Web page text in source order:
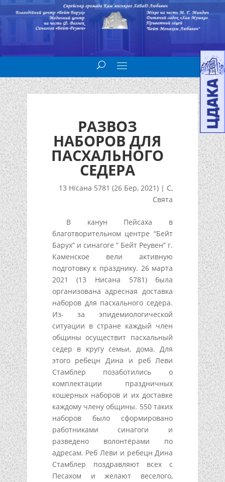
РАЗВОЗ
НАБОРОВ ДЛЯ
ПАСХАЛЬНОГО
СЕДЕРА
13 Нісана 5781 (26 Бер, 2021) | С,
Свята
В канун Пейсаха в
благотворительном центре “Бейт
Барух” и синагоге ” Бейт Реувен” г.
Каменское вели активную
подготовку к празднику. 26 марта
2021 (13 Нисана 5781) была
организована адресная доставка
наборов для пасхального седера.
Из- за эпидемиологической
ситуации в стране каждый член
общины осуществит пасхальный
седер в кругу семьи, дома. Для
этого ребецн Дина и реб Леви
Стамблер позаботились о
комплектации праздничных
кошерных наборов и их доставке
каждому члену общины. 550 таких
наборов было сформировано
работниками синагоги и
разведено волонтёрами по
адресам. Реб Леви и ребецн Дина
Стамблер поздравляют всех с
Песахом и желают веселого,